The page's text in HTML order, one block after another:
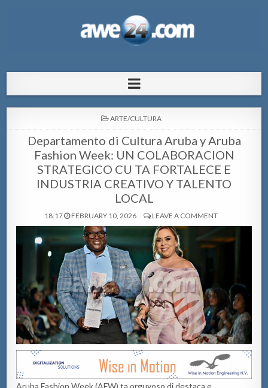
pa Aruba
POSTED
ARTE/CULTURA
Departamento di Cultura Aruba y Aruba
Fashion Week: UN COLABORACION
STRATEGICO CU TA FORTALECE E
INDUSTRIA CREATIVO Y TALENTO
LOCAL
18:17 FEBRUARY 10, 2026 LEAVE A COMMENT